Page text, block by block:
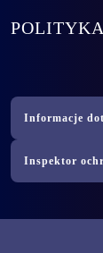
Informacje
Inspektor